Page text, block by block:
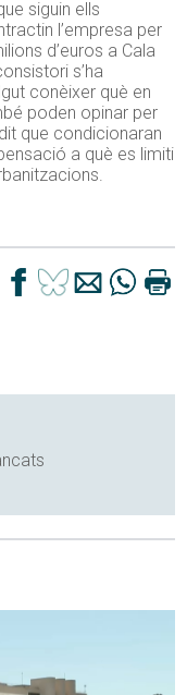
siguin ells
l’empresa per
d’euros a Cala
s’ha
conèixer què en
poden opinar per
que condicionaran
a què es limiti